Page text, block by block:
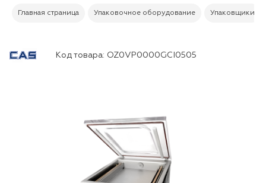
Главная страница Упаковочное оборудование Упаковщики
Код товара: OZ0VP0000GCI0505